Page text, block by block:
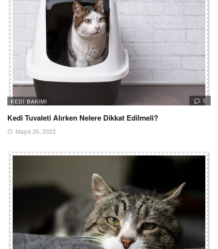
KEDI BAKIMI 1
Kedi Tuvaleti Alırken Nelere Dikkat Edilmeli?
Mayıs 26, 2022